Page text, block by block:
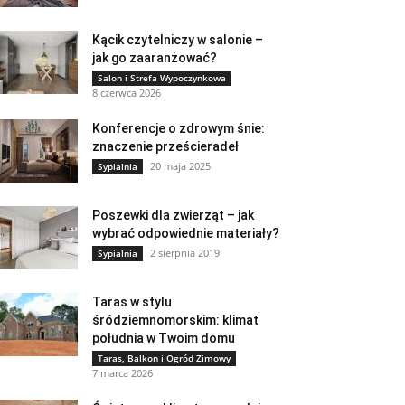
Kącik czytelniczy w salonie –
jak go zaaranżować?
Salon i Strefa Wypoczynkowa
8 czerwca 2026
Konferencje o zdrowym śnie:
znaczenie prześcieradeł
Sypialnia 20 maja 2025
Poszewki dla zwierząt – jak
wybrać odpowiednie materiały?
Sypialnia 2 sierpnia 2019
Taras w stylu
śródziemnomorskim: klimat
południa w Twoim domu
Taras, Balkon i Ogród Zimowy
7 marca 2026